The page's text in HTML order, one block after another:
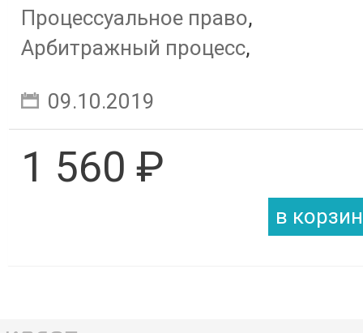
Процессуальное право,
Арбитражный процесс,
судопроизводство
09.10.2019
1 560 ₽